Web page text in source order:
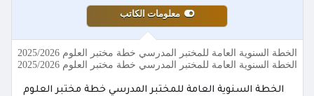
معلومات الكاتب
الخطة السنوية العامة للمختبر المدرسي خطة مختبر العلوم 2025/2026
الخطة السنوية العامة للمختبر المدرسي خطة مختبر العلوم 2025/2026
الخطة السنوية العامة للمختبر المدرسي خطة مختبر العلوم